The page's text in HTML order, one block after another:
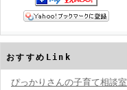
おすすめLink
ぴっかりさんの子育て相談室